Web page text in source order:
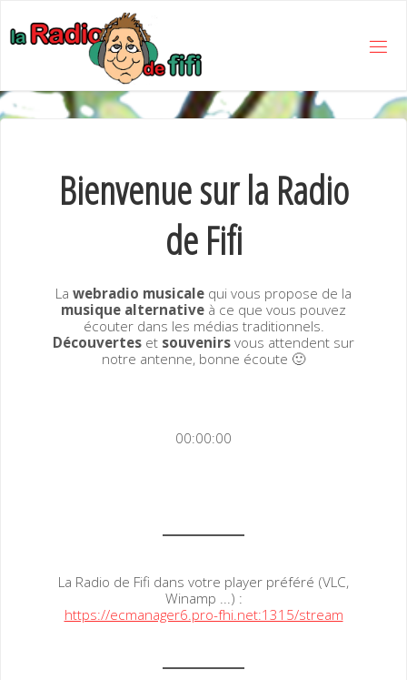
to
content
A
RA
O
E
F
Bienvenue sur la Radio
de Fifi
La webradio musicale qui vous propose de la
musique alternative à ce que vous pouvez
écouter dans les médias traditionnels.
Découvertes et souvenirs vous attendent sur
notre antenne, bonne écoute 🙂
00:00:00
La Radio de Fifi dans votre player préféré (VLC,
Winamp ...) :
https://ecmanager6.pro-fhi.net:1315/stream